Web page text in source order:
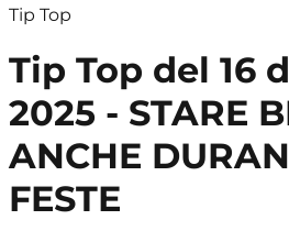
Tip Top
Tip Top del 16
2025 - STARE
ANCHE
FESTE